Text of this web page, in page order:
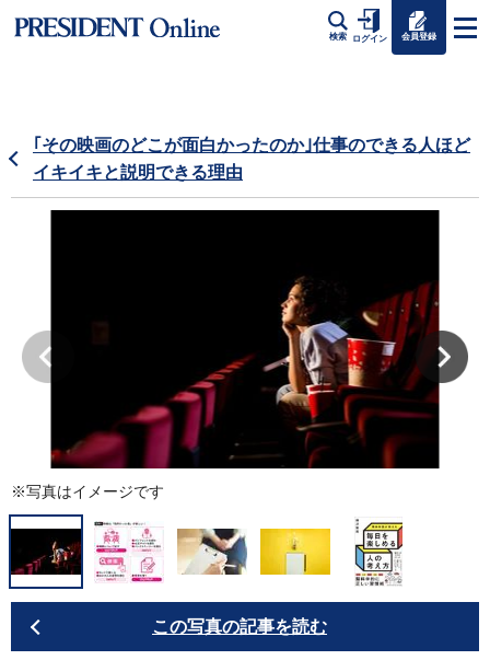
検索 ログイン 会員登録
｢その映画のどこが面白かったのか｣仕事のできる人ほど
イキイキと説明できる理由
※写真はイメージです
この写真の記事を読む